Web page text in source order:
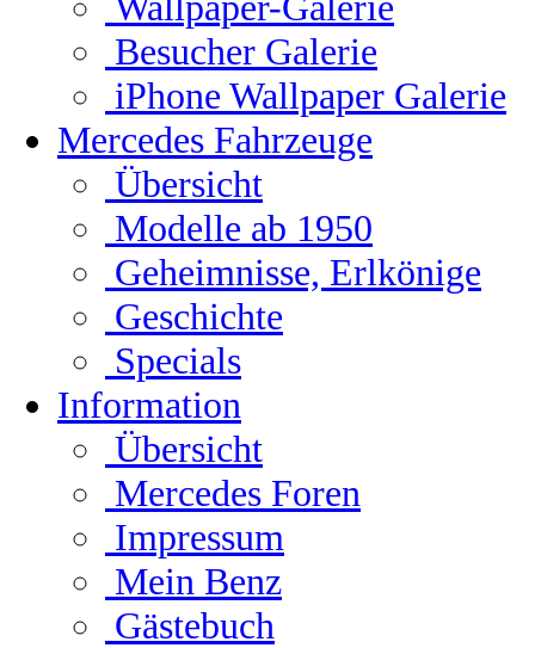
Besucher Galerie
iPhone Wallpaper Galerie
Mercedes Fahrzeuge
Übersicht
Modelle ab 1950
Geheimnisse, Erlkönige
Geschichte
Specials
Information
Übersicht
Mercedes Foren
Impressum
Mein Benz
Gästebuch